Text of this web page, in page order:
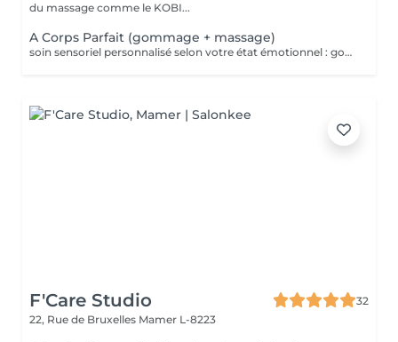
du massage comme le KOBI...
A Corps Parfait (gommage + massage)
soin sensoriel personnalisé selon votre état émotionnel : gommage complet du corps au sel rose de l'Himalaya pour une peau douce et satinée + douche + Massage personnalisé
F'Care Studio
32
22, Rue de Bruxelles Mamer L-8223